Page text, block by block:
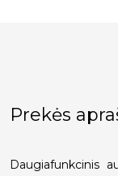
Prekės
Daugiafunkcinis